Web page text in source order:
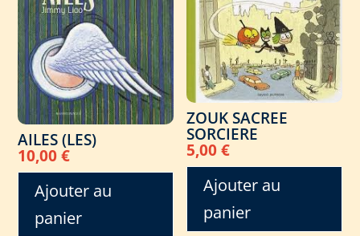
AILES (LES)
10,00€
Ajouter au
panier
ZOUK SACREE
SORCIERE
5,00€
Ajouter au
panier